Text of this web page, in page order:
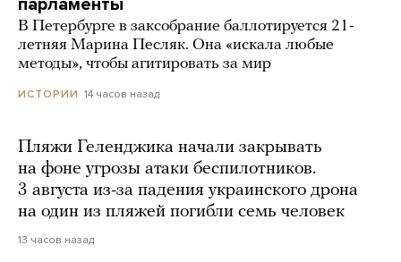
парламенты
В Петербурге в заксобрание баллотируется 21-
летняя Марина Песляк. Она «искала любые
методы», чтобы агитировать за мир
ИСТОРИИ 14 часов назад
Пляжи Геленджика начали закрывать
на фоне угрозы атаки беспилотников.
3 августа из-за падения украинского дрона
на один из пляжей погибли семь человек
13 часов назад